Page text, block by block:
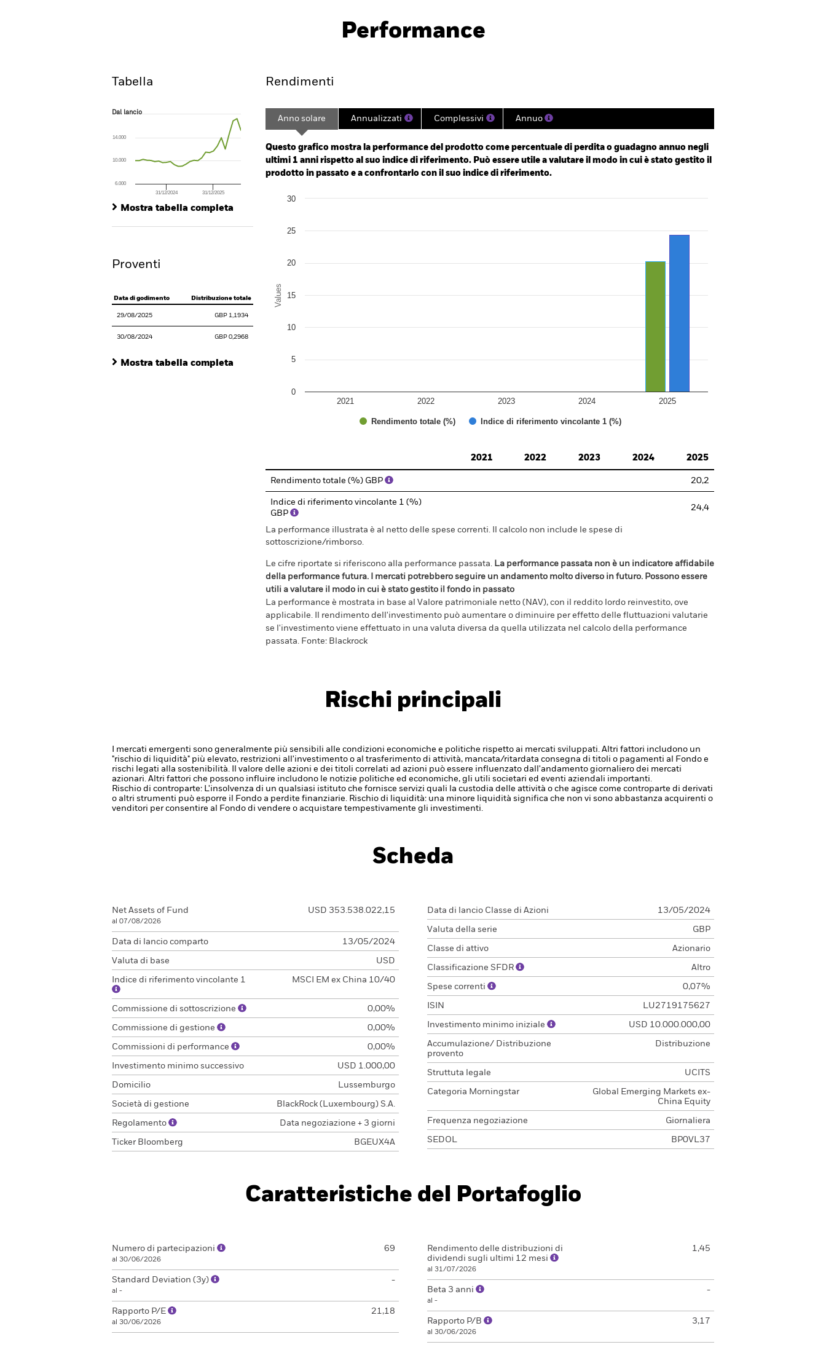
Scheda Gestori
Performance
Tabella
Dal lancio
The chart has 1 X axis displaying Time. Range: 2024-04-30 00:00:00 to 2026-07-31 00:00:00.
The chart has 1 Y axis displaying values. Range: -40 to 80.
Dal lancio
31/12/2024 31/12/2025
6.000
10.000
14.000
Mostra tabella completa
Proventi
Data di godimento Distribuzione totale
29/08/2025 GBP 1,1934
30/08/2024 GBP 0,2968
Mostra tabella completa
Rendimenti
Anno solare Annualizzati Complessivi Annuo
Questo grafico mostra la performance del prodotto come percentuale di perdita o guadagno annuo negli
ultimi 1 anni rispetto al suo indice di riferimento. Può essere utile a valutare il modo in cui è stato gestito il
prodotto in passato e a confrontarlo con il suo indice di riferimento.
Chart
Bar chart with 2 data series.
Values
Rendimento totale (%) Indice di riferimento vincolante 1 (%)
2021 2022 2023 2024 2025
0
5
10
15
20
25
30
2021
2022 2023 2024 2025
Rendimento totale (%) GBP 20,2
Indice di riferimento vincolante 1 (%)
GBP
24,4
La performance illustrata è al netto delle spese correnti. Il calcolo non include le spese di
sottoscrizione/rimborso.
Le cifre riportate si riferiscono alla performance passata. La performance passata non è un indicatore affidabile
della performance futura. I mercati potrebbero seguire un andamento molto diverso in futuro. Possono essere
utili a valutare il modo in cui è stato gestito il fondo in passato
La performance è mostrata in base al Valore patrimoniale netto (NAV), con il reddito lordo reinvestito, ove
applicabile. Il rendimento dell'investimento può aumentare o diminuire per effetto delle fluttuazioni valutarie
se l'investimento viene effettuato in una valuta diversa da quella utilizzata nel calcolo della performance
passata. Fonte: Blackrock
Rischi principali
I mercati emergenti sono generalmente più sensibili alle condizioni economiche e politiche rispetto ai mercati sviluppati. Altri fattori includono un
"rischio di liquidità" più elevato, restrizioni all'investimento o al trasferimento di attività, mancata/ritardata consegna di titoli o pagamenti al Fondo e
rischi legati alla sostenibilità.
Il valore delle azioni e dei titoli correlati ad azioni può essere influenzato dall'andamento giornaliero dei mercati
azionari. Altri fattori che possono influire includono le notizie politiche ed economiche, gli utili societari ed eventi aziendali importanti.
Rischio di controparte: L'insolvenza di un qualsiasi istituto che fornisce servizi quali la custodia delle attività o che agisce come controparte di derivati
o altri strumenti può esporre il Fondo a perdite finanziarie. Rischio di liquidità: una minore liquidità significa che non vi sono abbastanza acquirenti o
venditori per consentire al Fondo di vendere o acquistare tempestivamente gli investimenti.
Scheda
Net Assets of Fund
al 07/08/2026
USD 353.538.022,15
Data di lancio comparto 13/05/2024
Valuta di base USD
Indice di riferimento vincolante 1 MSCI EM ex China 10/40
Commissione di sottoscrizione 0,00%
Commissione di gestione 0,00%
Commissioni di performance 0,00%
Investimento minimo successivo USD 1.000,00
Domicilio Lussemburgo
Società di gestione BlackRock (Luxembourg) S.A.
Regolamento Data negoziazione + 3 giorni
Ticker Bloomberg BGEUX4A
Data di lancio Classe di Azioni 13/05/2024
Valuta della serie GBP
Classe di attivo Azionario
Classificazione SFDR Altro
Spese correnti 0,07%
ISIN LU2719175627
Investimento minimo iniziale USD 10.000.000,00
Accumulazione/ Distribuzione
provento
Distribuzione
Struttuta legale UCITS
Categoria Morningstar
Global Emerging Markets ex-
China Equity
Frequenza negoziazione Giornaliera
SEDOL BP0VL37
Caratteristiche del Portafoglio
Numero di partecipazioni
al 30/06/2026
69
Standard Deviation (3y)
al -
-
Rapporto P/E
al 30/06/2026
21,18
Rendimento delle distribuzioni di
dividendi sugli ultimi 12 mesi
al 31/07/2026
1,45
Beta 3 anni
al -
-
Rapporto P/B
al 30/06/2026
3,17